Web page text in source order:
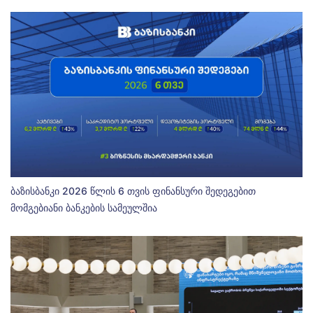
ბაზისბანკი 2026 წლის 6 თვის ფინანსური შედეგებით
მომგებიანი ბანკების სამეულშია